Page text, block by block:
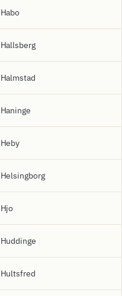
Habo
Hallsberg
Halmstad
Haninge
Heby
Helsingborg
Hjo
Huddinge
Hultsfred